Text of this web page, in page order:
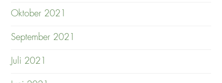
Oktober 2021
September 2021
Juli 2021